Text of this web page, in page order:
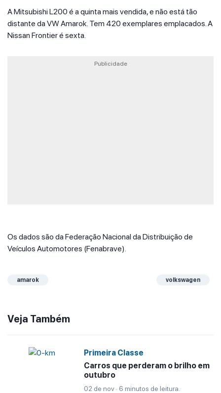
A Mitsubishi L200 é a quinta mais vendida, e não está tão
distante da VW Amarok. Tem 420 exemplares emplacados. A
Nissan Frontier é sexta.
Publicidade
Os dados são da Federação Nacional da Distribuição de
Veículos Automotores (Fenabrave).
amarok volkswagen
Veja Também
Primeira Classe
Carros que perderam o brilho em
outubro
02 de nov · 6 minutos de leitura.